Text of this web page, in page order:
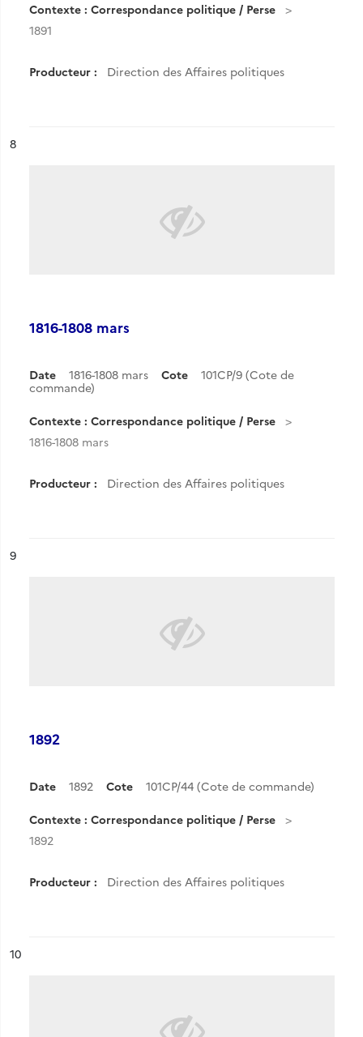
Contexte : Correspondance politique / Perse
1891
Producteur : Direction des Affaires politiques
n°
8
1816-1808 mars
Date 1816-1808 mars Cote
101CP/9 (Cote de
commande)
Contexte : Correspondance politique / Perse
1816-1808 mars
Producteur : Direction des Affaires politiques
n°
9
1892
Date 1892 Cote 101CP/44 (Cote de commande)
Contexte : Correspondance politique / Perse
1892
Producteur : Direction des Affaires politiques
n°
10